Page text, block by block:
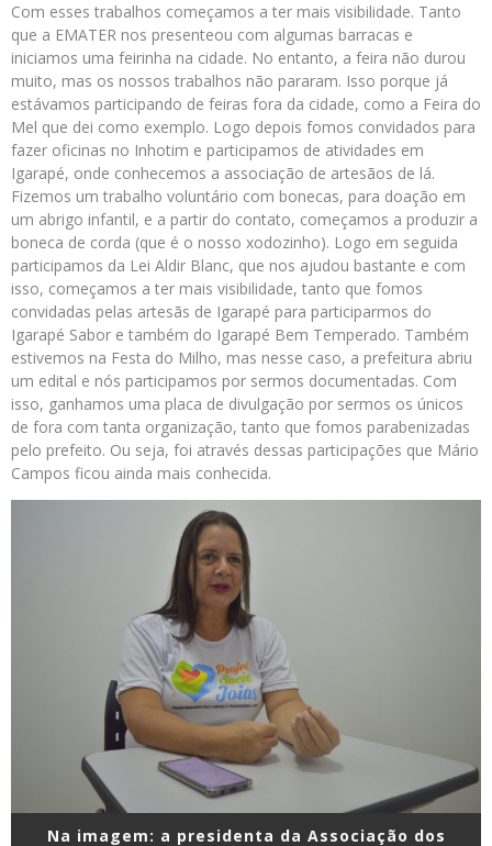
Com esses trabalhos começamos a ter mais visibilidade. Tanto
que a EMATER nos presenteou com algumas barracas e
iniciamos uma feirinha na cidade. No entanto, a feira não durou
muito, mas os nossos trabalhos não pararam. Isso porque já
estávamos participando de feiras fora da cidade, como a Feira do
Mel que dei como exemplo. Logo depois fomos convidados para
fazer oficinas no Inhotim e participamos de atividades em
Igarapé, onde conhecemos a associação de artesãos de lá.
Fizemos um trabalho voluntário com bonecas, para doação em
um abrigo infantil, e a partir do contato, começamos a produzir a
boneca de corda (que é o nosso xodozinho). Logo em seguida
participamos da Lei Aldir Blanc, que nos ajudou bastante e com
isso, começamos a ter mais visibilidade, tanto que fomos
convidadas pelas artesãs de Igarapé para participarmos do
Igarapé Sabor e também do Igarapé Bem Temperado. Também
estivemos na Festa do Milho, mas nesse caso, a prefeitura abriu
um edital e nós participamos por sermos documentadas. Com
isso, ganhamos uma placa de divulgação por sermos os únicos
de fora com tanta organização, tanto que fomos parabenizadas
pelo prefeito. Ou seja, foi através dessas participações que Mário
Campos ficou ainda mais conhecida.
Na imagem: a presidenta da Associação dos